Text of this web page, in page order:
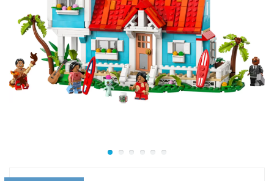
свои уникальные приключения в магическом мире.
Размер модели в собранном виде составляет
17х19х15 см.